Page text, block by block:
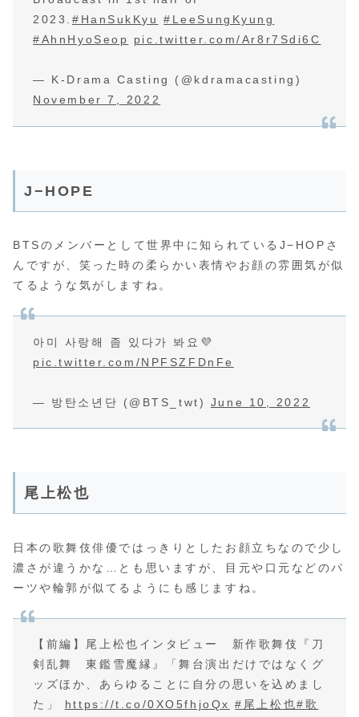
2023. #HanSukKyu
#LeeSungKyung
#AhnHyoSeop
pic.twitter.com/Ar8r7Sdi6C
— K-Drama Casting (@kdramacasting)
November 7, 2022
J−HOPE
BTSのメンバーとして世界中に知られているJ−HOPさ
んですが、笑った時の柔らかい表情やお顔の雰囲気が似
てるような気がしますね。
아미 사랑해 좀 있다가 봐요💜
pic.twitter.com/NPFSZFDnFe
— 방탄소년단 (@BTS_twt) June 10, 2022
尾上松也
日本の歌舞伎俳優ではっきりとしたお顔立ちなので少し
濃さが違うかな…とも思いますが、目元や口元などのパ
ーツや輪郭が似てるようにも感じますね。
【前編】尾上松也インタビュー 新作歌舞伎『刀
剣乱舞 東鑑雪魔縁』「舞台演出だけではなくグ
ッズほか、あらゆることに自分の思いを込めまし
た」 https://t.co/0XO5fhjoQx #尾上松也#歌